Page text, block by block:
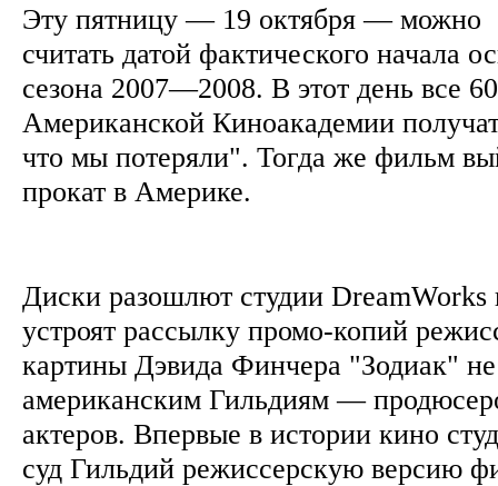
Эту пятницу — 19 октября — можно
считать датой фактического начала
сезона 2007—2008. В этот день все
Американской Киноакадемии
что мы потеряли". Тогда же фильм
прокат в Америке.
Диски разошлют студии
устроят рассылку промо-копий
картины Дэвида Финчера "Зодиак"
американским Гильдиям —
актеров. Впервые в истории кино
суд Гильдий режиссерскую версию